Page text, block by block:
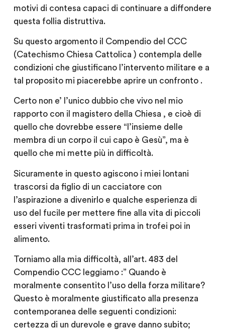
motivi di contesa capaci di continuare a diffondere
questa follia distruttiva.
Su questo argomento il Compendio del CCC
(Catechismo Chiesa Cattolica ) contempla delle
condizioni che giustificano l’intervento militare e a
tal proposito mi piacerebbe aprire un confronto .
Certo non e’ l’unico dubbio che vivo nel mio
rapporto con il magistero della Chiesa , e cioè di
quello che dovrebbe essere “l’insieme delle
membra di un corpo il cui capo è Gesù”, ma è
quello che mi mette più in difficoltà.
Sicuramente in questo agiscono i miei lontani
trascorsi da figlio di un cacciatore con
l’aspirazione a divenirlo e qualche esperienza di
uso del fucile per mettere fine alla vita di piccoli
esseri viventi trasformati prima in trofei poi in
alimento.
Torniamo alla mia difficoltà, all’art. 483 del
Compendio CCC leggiamo :” Quando è
moralmente consentito l’uso della forza militare?
Questo è moralmente giustificato alla presenza
contemporanea delle seguenti condizioni:
certezza di un durevole e grave danno subito;